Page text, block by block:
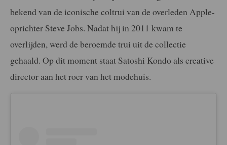
bekend van de iconische coltrui van de overleden Apple-
oprichter Steve Jobs. Nadat hij in 2011 kwam te
overlijden, werd de beroemde trui uit de collectie
gehaald. Op dit moment staat Satoshi Kondo als creative
director aan het roer van het modehuis.